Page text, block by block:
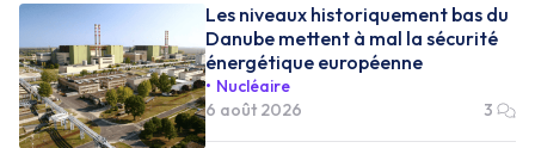
Les niveaux historiquement bas du
Danube mettent à mal la sécurité
énergétique européenne
Nucléaire
6 août 2026
3